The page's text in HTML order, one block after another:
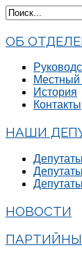
ОБ
Местный
История
Контакты
НАШИ
НОВОСТИ